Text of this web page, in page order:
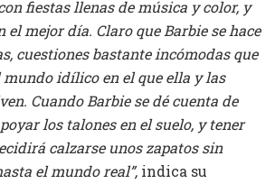
fiestas llenas de música y color, y
el mejor día. Claro que Barbie se hace
cuestiones bastante incómodas que
mundo idílico en el que ella y las
Cuando Barbie se dé cuenta de
los talones en el suelo, y tener
calzarse unos zapatos sin
el mundo real”, indica su